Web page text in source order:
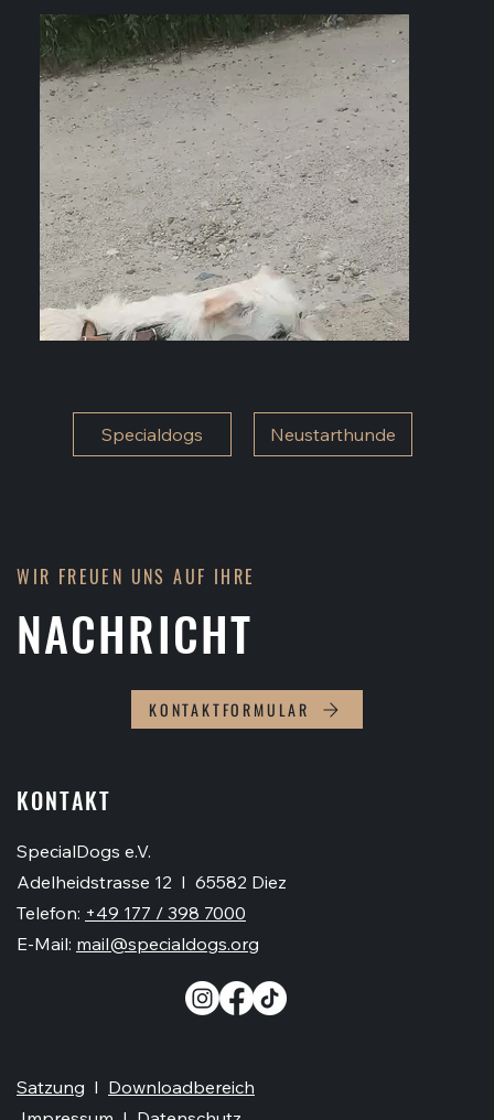
Specialdogs Neustarthunde
WIR FREUEN UNS AUF IHRE
NACHRICHT
KONTAKTFORMULAR
KONTAKT
SpecialDogs e.V.
Adelheidstrasse 12 I 65582 Diez
Telefon: +49 177 / 398 7000
E-Mail: mail@specialdogs.org
Satzung I Downloadbereich